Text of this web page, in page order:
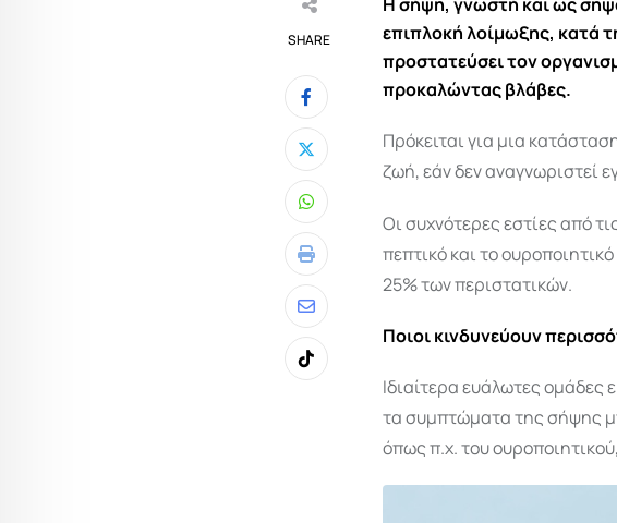
SHARE
Whatsapp
Print
Share
via
Email
Tiktok
επιπλοκή λοίμωξης, κατά
προστατεύσει τον
προκαλώντας βλάβες.
Πρόκειται για μια
ζωή, εάν δεν αναγνωριστεί
Οι συχνότερες εστίες από
πεπτικό και το
25% των περιστατικών.
Ποιοι κινδυνεύουν
Ιδιαίτερα ευάλωτες ομάδες
τα συμπτώματα της σήψης
όπως π.χ. του